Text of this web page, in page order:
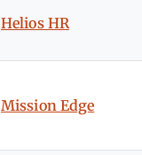
Helios HR
Mission Edge